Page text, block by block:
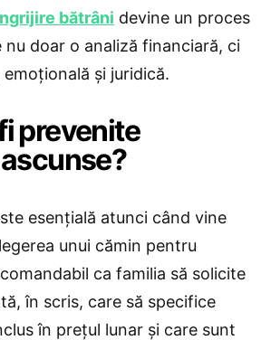
bătrâni devine un proces
nu doar o analiză financiară, ci
și juridică.
prevenite
esențială atunci când vine
unui cămin pentru
ca familia să solicite
în scris, care să specifice
în prețul lunar și care sunt